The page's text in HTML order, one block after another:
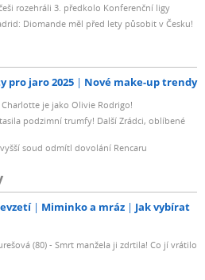
rozehráli 3. předkolo Konferenční ligy
Diomande měl před lety působit v Česku!
pro jaro 2025 Nové make-up trendy
je jako Olivie Rodrigo!
podzimní trumfy! Další Zrádci, oblíbené
soud odmítl dovolání Rencaru
Miminko a mráz
Jak vybírat
(80) - Smrt manžela ji zdrtila! Co jí vrátilo